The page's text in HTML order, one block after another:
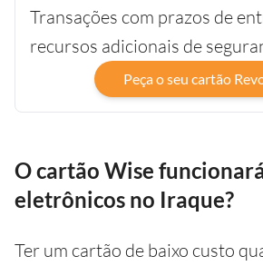
Transações com prazos de
recursos adicionais de
Peça o seu cartão
O cartão Wise
eletrônicos no Iraque?
Ter um cartão de baixo custo